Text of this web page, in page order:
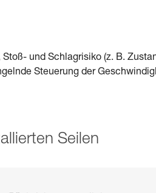
und Schlagrisiko (z. B.
Steuerung der
Seilen